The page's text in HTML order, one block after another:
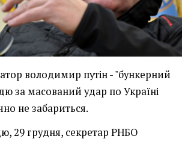
володимир путін - "бункерний
за масований удар по Україні
не забариться.
29 грудня, секретар РНБО